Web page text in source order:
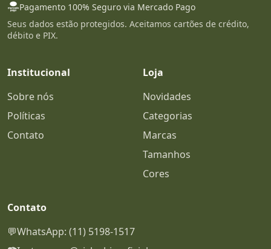
Pagamento 100% Seguro via Mercado Pago
Seus dados estão protegidos. Aceitamos cartões de crédito,
débito e PIX.
Institucional
Sobre nós
Políticas
Contato
Loja
Novidades
Categorias
Marcas
Tamanhos
Cores
Contato
💬WhatsApp: (11) 5198-1517